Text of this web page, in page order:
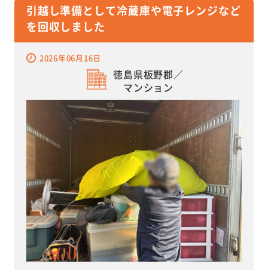
引越し準備として冷蔵庫や電子レンジなど
を回収しました
2026年06月16日
徳島県板野郡／
マンション